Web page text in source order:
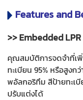
Features and
>> Embedded LPR
คุณสมบัติการจดจำที่เพิ่
ทะเบียน 95% หรือสูงก
พอัลกอริทึม สีป้ายทะเ
ปรับแต่งได้